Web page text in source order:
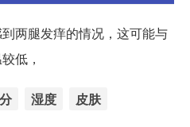
两腿发痒的情况，这可能与
低，
湿度 皮肤